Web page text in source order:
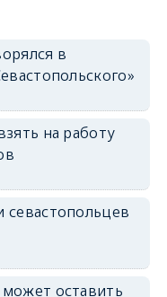
в
на работу
севастопольцев
оставить